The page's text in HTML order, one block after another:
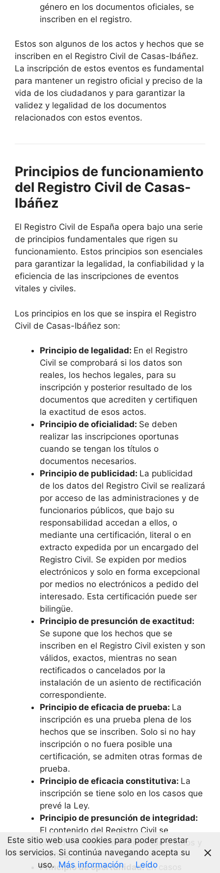
género en los documentos oficiales, se
inscriben en el registro.
Estos son algunos de los actos y hechos que se
inscriben en el Registro Civil de Casas-Ibáñez.
La inscripción de estos eventos es fundamental
para mantener un registro oficial y preciso de la
vida de los ciudadanos y para garantizar la
validez y legalidad de los documentos
relacionados con estos eventos.
Principios de funcionamiento
del Registro Civil de Casas-
Ibáñez
El Registro Civil de España opera bajo una serie
de principios fundamentales que rigen su
funcionamiento. Estos principios son esenciales
para garantizar la legalidad, la confiabilidad y la
eficiencia de las inscripciones de eventos
vitales y civiles.
Los principios en los que se inspira el Registro
Civil de Casas-Ibáñez son:
Principio de legalidad: En el Registro
Civil se comprobará si los datos son
reales, los hechos legales, para su
inscripción y posterior resultado de los
documentos que acrediten y certifiquen
la exactitud de esos actos.
Principio de oficialidad: Se deben
realizar las inscripciones oportunas
cuando se tengan los títulos o
documentos necesarios.
Principio de publicidad: La publicidad
de los datos del Registro Civil se realizará
por acceso de las administraciones y de
funcionarios públicos, que bajo su
responsabilidad accedan a ellos, o
mediante una certificación, literal o en
extracto expedida por un encargado del
Registro Civil. Se expiden por medios
electrónicos y solo en forma excepcional
por medios no electrónicos a pedido del
interesado. Esta certificación puede ser
bilingüe.
Principio de presunción de exactitud:
Se supone que los hechos que se
inscriben en el Registro Civil existen y son
válidos, exactos, mientras no sean
rectificados o cancelados por la
instalación de un asiento de rectificación
correspondiente.
Principio de eficacia de prueba: La
inscripción es una prueba plena de los
hechos que se inscriben. Solo si no hay
inscripción o no fuera posible una
certificación, se admiten otras formas de
prueba.
Principio de eficacia constitutiva: La
inscripción se tiene solo en los casos que
prevé la Ley.
Principio de presunción de integridad:
El contenido del Registro Civil se
considera íntegro en lo referido a actos y
hechos.
Principio de oportunidad:En casos
Este sitio web usa cookies para poder prestar
los servicios. Si continúa navegando acepta su
uso. Más información Leído